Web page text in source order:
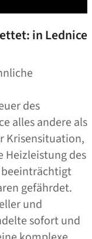
in Lednice
des
alles andere als
Krisensituation,
Heizleistung des
beeinträchtigt
gefährdet.
und
sofort und